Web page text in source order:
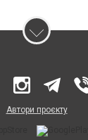
Автори проєкту